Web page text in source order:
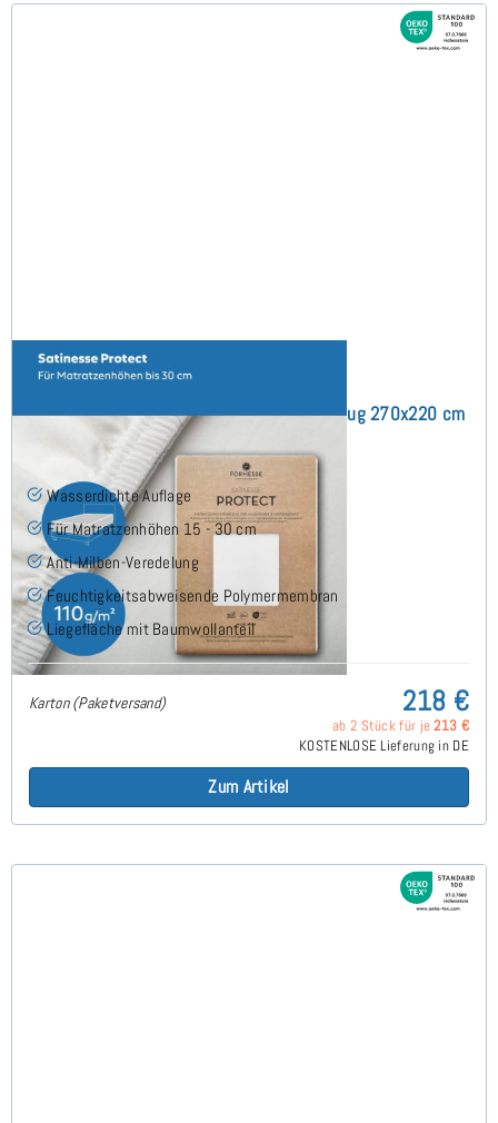
Satinesse Protect (bis 30 cm) Schonbezug 270x220 cm
Wasserdichte Auflage
Für Matratzenhöhen 15 - 30 cm
Anti-Milben-Veredelung
Feuchtigkeitsabweisende Polymermembran
Liegefläche mit Baumwollanteil
Karton (Paketversand) 218 €
ab 2 Stück für je213 €
KOSTENLOSE Lieferung in DE
Zum Artikel